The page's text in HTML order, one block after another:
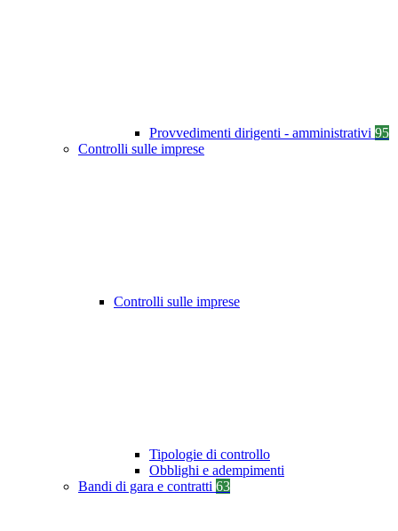
Provvedimenti dirigenti - amministrativi 95
Controlli sulle imprese
Controlli sulle imprese
Tipologie di controllo
Obblighi e adempimenti
Bandi di gara e contratti 63